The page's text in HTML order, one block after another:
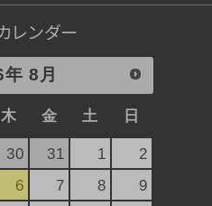
レンダー
年 8月
木 金 土 日
30 31 1
2
6 7 8
9
大吟醸 SAKERISE
醸極 雪漫々
カオ
らごち）
ーキ（店頭受取）
ーデン